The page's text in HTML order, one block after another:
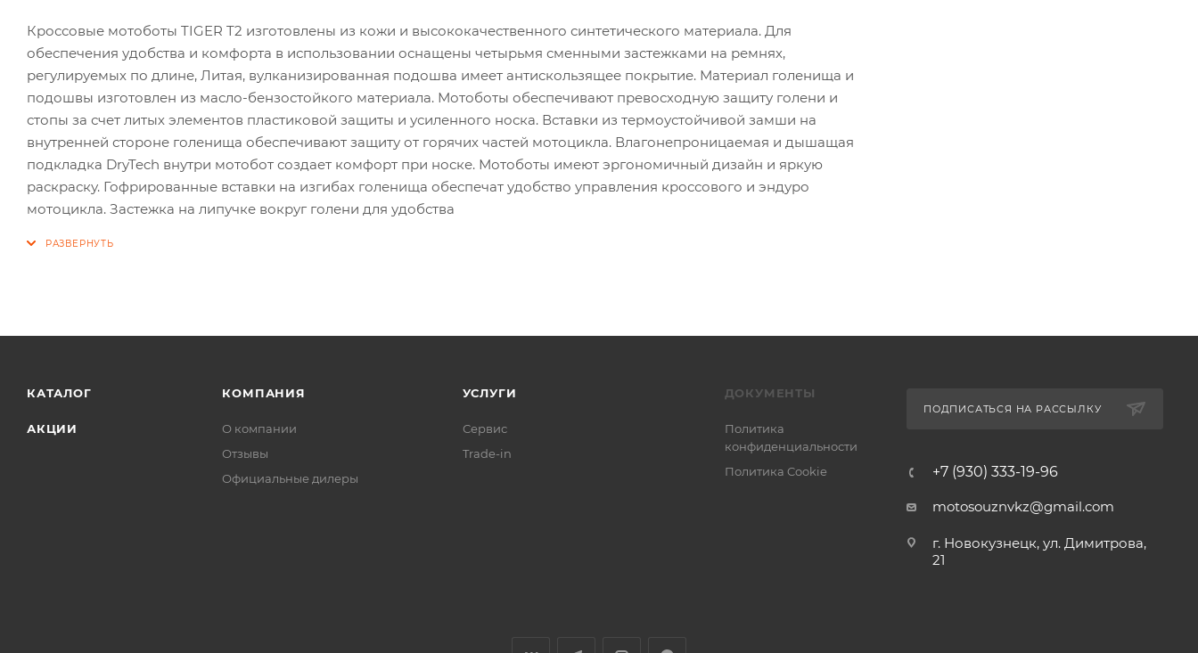
Кроссовые мотоботы TIGER T2 изготовлены из кожи и высококачественного синтетического материала. Для
обеспечения удобства и комфорта в использовании оснащены четырьмя сменными застежками на ремнях,
регулируемых по длине, Литая, вулканизированная подошва имеет антискользящее покрытие. Материал голенища и
подошвы изготовлен из масло-бензостойкого материала. Мотоботы обеспечивают превосходную защиту голени и
стопы за счет литых элементов пластиковой защиты и усиленного носка. Вставки из термоустойчивой замши на
внутренней стороне голенища обеспечивают защиту от горячих частей мотоцикла. Влагонепроницаемая и дышащая
подкладка DryTech внутри мотобот создает комфорт при носке. Мотоботы имеют эргономичный дизайн и яркую
раскраску. Гофрированные вставки на изгибах голенища обеспечат удобство управления кроссового и эндуро
мотоцикла. Застежка на липучке вокруг голени для удобства
КАТАЛОГ
АКЦИИ
КОМПАНИЯ
О компании
Отзывы
Официальные дилеры
УСЛУГИ
Сервис
Trade-in
ДОКУМЕНТЫ
Политика
конфиденциальности
Политика Cookie
ПОДПИСАТЬСЯ НА РАССЫЛКУ
+7 (930) 333-19-96
motosouznvkz@gmail.com
г. Новокузнецк, ул. Димитрова,
21